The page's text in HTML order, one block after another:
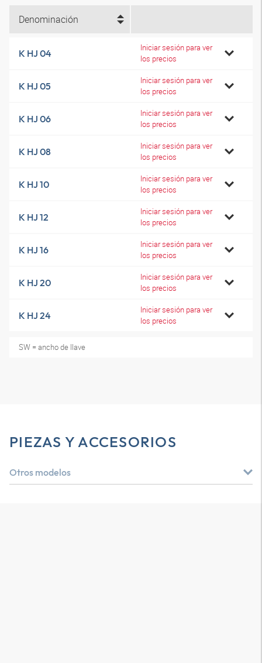
Denominación
K HJ 04
Iniciar sesión para ver
los precios
K HJ 05
Iniciar sesión para ver
los precios
K HJ 06
Iniciar sesión para ver
los precios
K HJ 08
Iniciar sesión para ver
los precios
K HJ 10
Iniciar sesión para ver
los precios
K HJ 12
Iniciar sesión para ver
los precios
K HJ 16
Iniciar sesión para ver
los precios
K HJ 20
Iniciar sesión para ver
los precios
K HJ 24
Iniciar sesión para ver
los precios
SW = ancho de llave
PIEZAS Y ACCESORIOS
Otros modelos